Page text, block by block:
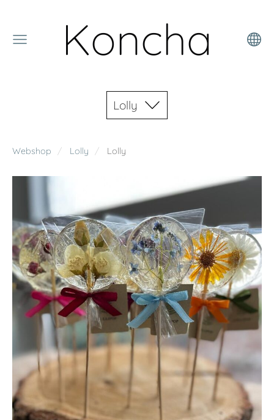
Koncha
Lolly
Webshop Lolly Lolly